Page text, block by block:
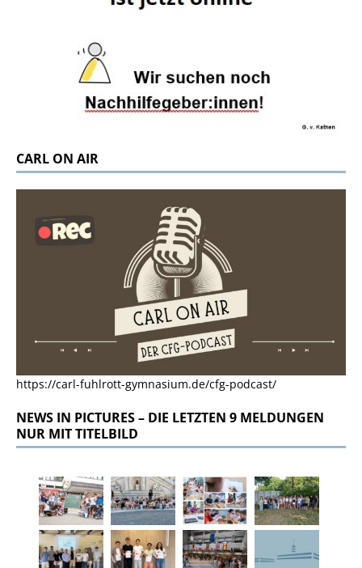
CARL ON AIR
https://carl-fuhlrott-gymnasium.de/cfg-podcast/
NEWS IN PICTURES – DIE LETZTEN 9 MELDUNGEN
NUR MIT TITELBILD